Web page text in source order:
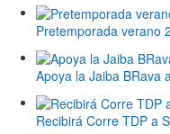
Pretemporada verano
Apoya la Jaiba BRava
Recibirá Corre TDP a